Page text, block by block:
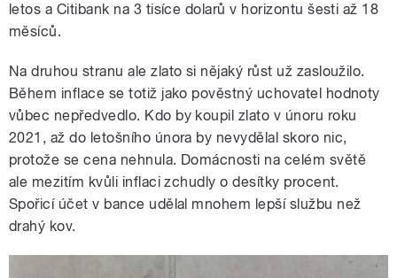
letos a Citibank na 3 tisíce dolarů v horizontu šesti až 18
měsíců.
Na druhou stranu ale zlato si nějaký růst už zasloužilo.
Během inflace se totiž jako pověstný uchovatel hodnoty
vůbec nepředvedlo. Kdo by koupil zlato v únoru roku
2021, až do letošního února by nevydělal skoro nic,
protože se cena nehnula. Domácnosti na celém světě
ale mezitím kvůli inflaci zchudly o desítky procent.
Spořicí účet v bance udělal mnohem lepší službu než
drahý kov.